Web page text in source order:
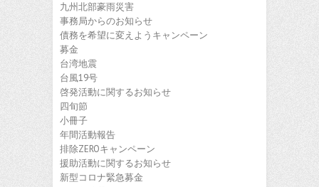
九州北部豪雨災害
事務局からのお知らせ
債務を希望に変えようキャンペーン
募金
台湾地震
台風19号
啓発活動に関するお知らせ
四旬節
小冊子
年間活動報告
排除ZEROキャンペーン
援助活動に関するお知らせ
新型コロナ緊急募金